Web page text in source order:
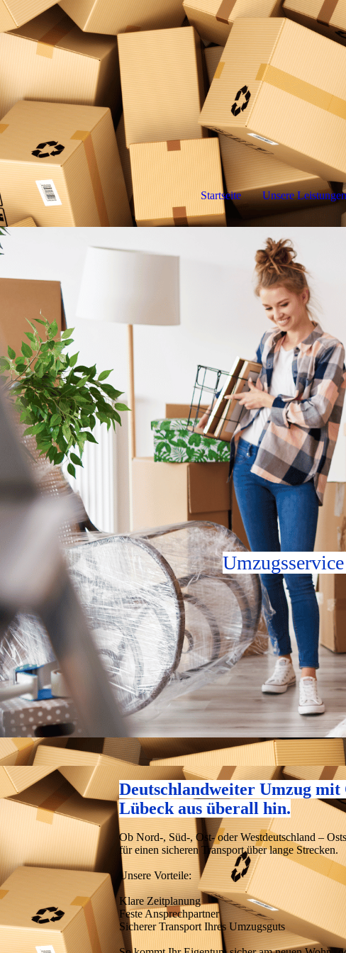
Startseite Unsere Leistungen
Deutschlandweiter Umzug
Lübeck aus überall hin.
Ob Nord-, Süd-, Ost- oder Westdeutschland –
für einen sicheren Transport über lange Strecken.
Unsere Vorteile:
Klare Zeitplanung
Feste Ansprechpartner
Sicherer Transport Ihres Umzugsguts